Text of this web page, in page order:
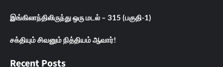
இங்கிலாந்திலிருந்து ஒரு மடல் – 315 (பகுதி-1)
சக்தியும் சிவனும் நித்தியம் ஆவார்!
Recent Posts